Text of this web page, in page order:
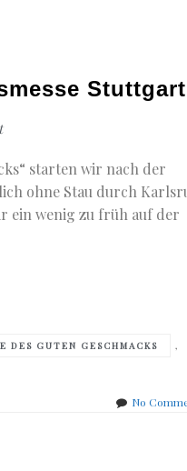
Stuttgart
starten wir nach der
ohne Stau durch
ein wenig zu früh auf der
DES GUTEN GESCHMACKS ,
No